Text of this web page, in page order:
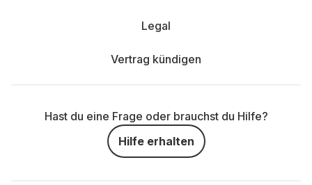
Legal
Vertrag kündigen
Hast du eine Frage oder brauchst du Hilfe?
Hilfe erhalten